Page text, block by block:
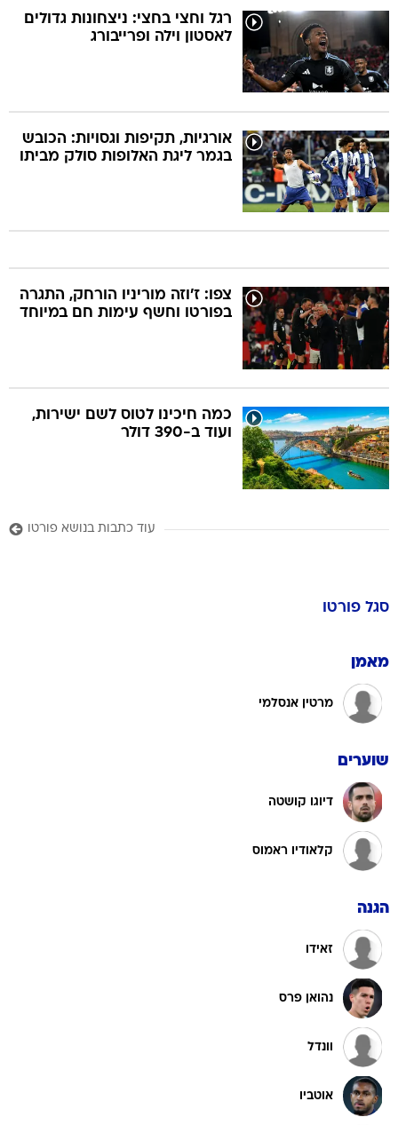
רגל וחצי בחצי: ניצחונות גדולים
לאסטון וילה ופרייבורג
אורגיות, תקיפות וגסויות: הכובש
בגמר ליגת האלופות סולק מביתו
צפו: ז'וזה מוריניו הורחק, התגרה
בפורטו וחשף עימות חם במיוחד
כמה חיכינו לטוס לשם ישירות,
ועוד ב-390 דולר
עוד כתבות בנושא פורטו
סגל פורטו
מאמן
מרטין אנסלמי
שוערים
דיוגו קושטה
קלאודיו ראמוס
הגנה
זאידו
נהואן פרס
וונדל
אוטביו